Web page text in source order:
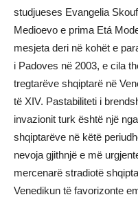
studjueses Evangelia
Medioevo e prima Etá
mesjeta deri në kohët e
i Padoves në 2003, e cila
tregtarëve shqiptarë në
të XIV. Pastabiliteti i
invazionit turk është një
shqiptarëve në këtë
nevoja gjithnjë e më
mercenarë stradiotë
Venedikun të favorizonte